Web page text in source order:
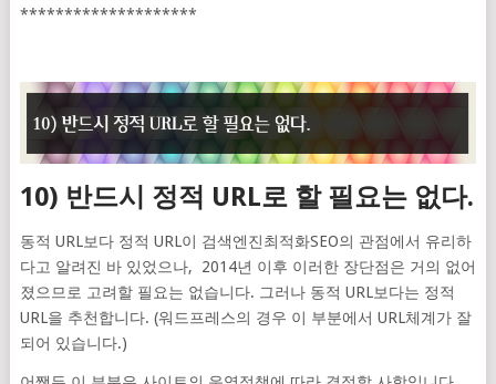
********************
10) 반드시 정적 URL로 할 필요는 없다.
동적 URL보다 정적 URL이 검색엔진최적화SEO의 관점에서 유리하
다고 알려진 바 있었으나, 2014년 이후 이러한 장단점은 거의 없어
졌으므로 고려할 필요는 없습니다. 그러나 동적 URL보다는 정적
URL을 추천합니다. (워드프레스의 경우 이 부분에서 URL체계가 잘
되어 있습니다.)